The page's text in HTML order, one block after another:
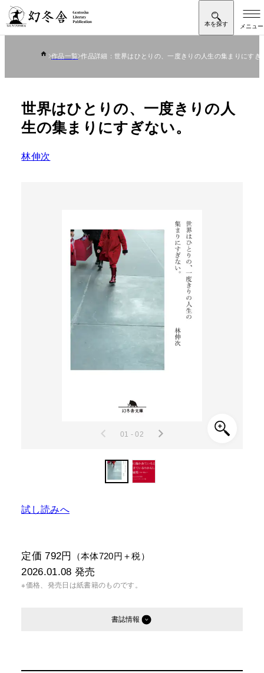
作品一覧 作品詳細：世界はひとりの、一度きりの人生の集まりにすぎ
世界はひとりの、一度きりの人
生の集まりにすぎない。
林伸次
01 - 02
試し読みへ
定価 792円 （本体720円＋税）
2026.01.08 発売
※価格、発売日は紙書籍のものです。
書誌情報